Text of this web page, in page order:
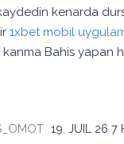
kenarda
1xbet mobil
Bahis yapan
19. JUIL 26 7